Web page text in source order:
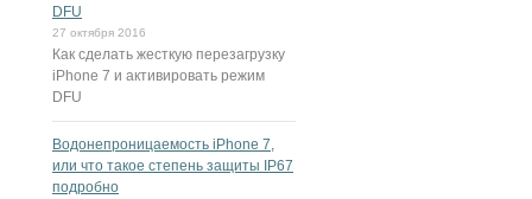
DFU
27 октября 2016
Как сделать жесткую перезагрузку
iPhone 7 и активировать режим
DFU
Водонепроницаемость iPhone 7,
или что такое степень защиты IP67
подробно